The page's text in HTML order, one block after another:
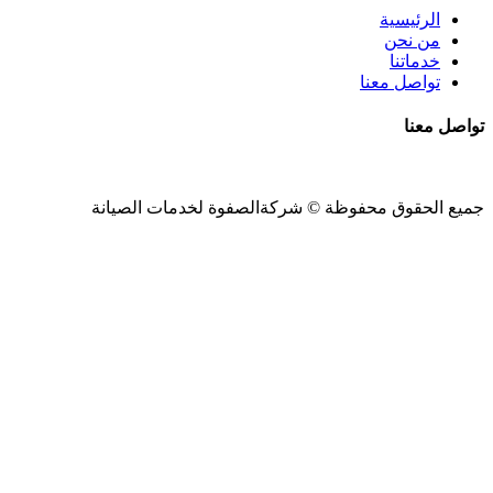
الرئيسية
من نحن
خدماتنا
تواصل معنا
تواصل معنا
جميع الحقوق محفوظة © شركةالصفوة لخدمات الصيانة